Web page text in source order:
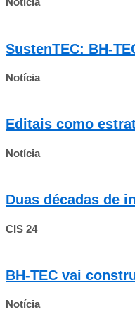
SustenTEC: BH-
Notícia
Editais como
Notícia
Duas décadas de
CIS 24
BH-TEC vai
Notícia